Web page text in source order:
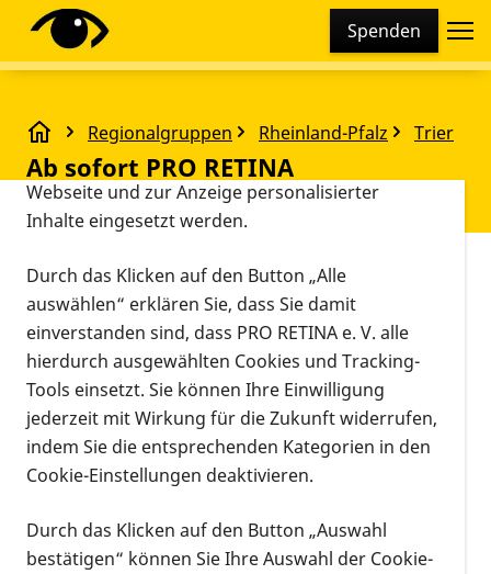
Spenden
Regionalgruppen Rheinland-Pfalz Trier
Ab sofort PRO RETINA Sprechstunde in Daun
Ab sofort PRO RETINA
Sprechstunde in Daun
Vorlesen
Flyer zur Netzhautsprechstunde in Daun
Diese Webseite setzt verschiedene Cookies und
Tracking-Tools ein. Dies beinhaltet Cookies und
technisch notwendig sind, die zu statistischen
Zwecken sowie zur besseren Bedienbarkeit der
Webseite und zur Anzeige personalisierter
Inhalte eingesetzt werden.
Durch das Klicken auf den Button „Alle
auswählen“ erklären Sie, dass Sie damit
einverstanden sind, dass PRO RETINA e. V. alle
hierdurch ausgewählten Cookies und Tracking-
Tools einsetzt. Sie können Ihre Einwilligung
jederzeit mit Wirkung für die Zukunft widerrufen,
indem Sie die entsprechenden Kategorien in den
Cookie-Einstellungen deaktivieren.
Durch das Klicken auf den Button „Auswahl
bestätigen“ können Sie Ihre Auswahl der Cookie-